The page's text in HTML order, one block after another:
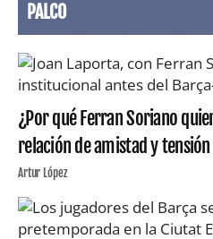
PALCO
¿Por qué Ferran Soriano
relación de amistad y
Artur López